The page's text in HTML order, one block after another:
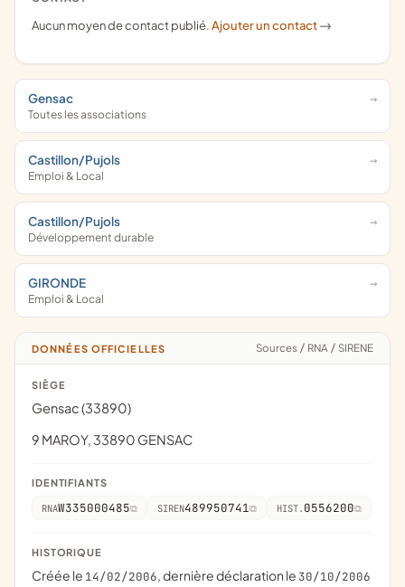
Aucun moyen de contact publié.Ajouter un contact ->
Gensac
Toutes les associations
Castillon/Pujols
Emploi & Local
Castillon/Pujols
Développement durable
GIRONDE
Emploi & Local
DONNÉES OFFICIELLES Sources / RNA / SIRENE
SIÈGE
Gensac (33890)
9 MAROY, 33890 GENSAC
IDENTIFIANTS
RNAW335000485 SIREN489950741 HIST. 0556200
HISTORIQUE
Créée le 14/02/2006, dernière déclaration le 30/10/2006